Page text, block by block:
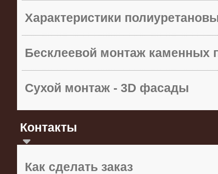
Характеристики
Бесклеевой монтаж каменных
Сухой монтаж - 3D фасады
Контакты
Как сделать заказ